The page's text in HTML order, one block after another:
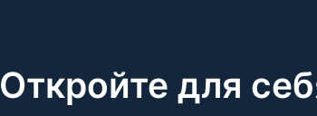
Откройте для